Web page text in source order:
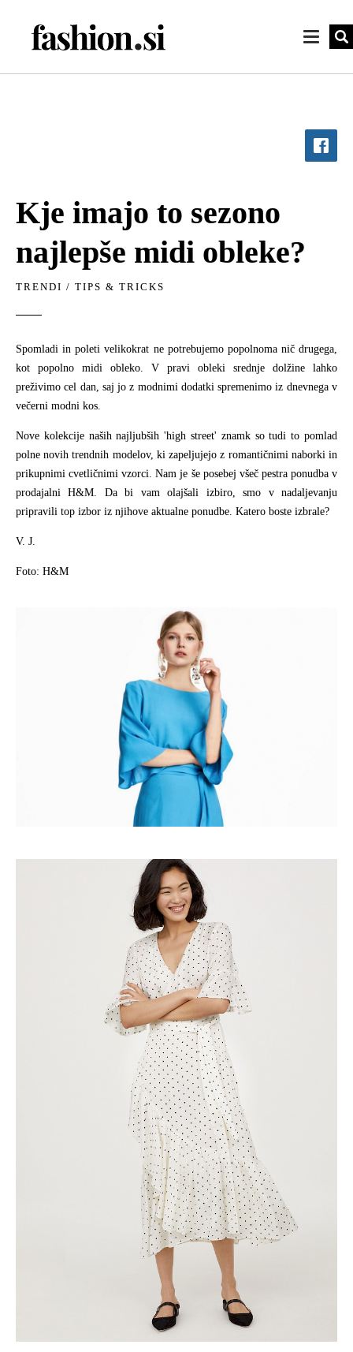
Kje imajo to sezono
najlepše midi obleke?
TRENDI / TIPS & TRICKS
Spomladi in poleti velikokrat ne potrebujemo popolnoma nič drugega,
kot popolno midi obleko. V pravi obleki srednje dolžine lahko
preživimo cel dan, saj jo z modnimi dodatki spremenimo iz dnevnega v
večerni modni kos.
Nove kolekcije naših najljubših 'high street' znamk so tudi to pomlad
polne novih trendnih modelov, ki zapeljujejo z romantičnimi naborki in
prikupnimi cvetličnimi vzorci. Nam je še posebej všeč pestra ponudba v
prodajalni H&M. Da bi vam olajšali izbiro, smo v nadaljevanju
pripravili top izbor iz njihove aktualne ponudbe. Katero boste izbrale?
V. J.
Foto: H&M